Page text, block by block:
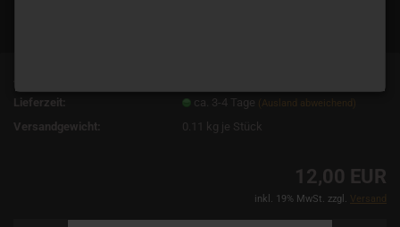
Lieferzeit:
ca. 3-4 Tage (Ausland abweichend)
Versandgewicht: 0.11 kg je Stück
12,00 EUR
inkl. 19% MwSt. zzgl. Versand